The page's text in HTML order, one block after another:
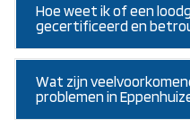
Hoe weet ik of een
gecertificeerd en
Wat zijn
problemen in